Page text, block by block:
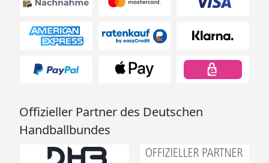
Offizieller Partner des Deutschen
Handballbundes